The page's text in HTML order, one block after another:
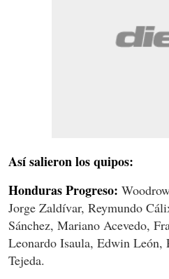
Así salieron los quipos:
Honduras Progreso:
Jorge Zaldívar, Reymundo
Sánchez, Mariano Acevedo,
Leonardo Isaula, Edwin
Tejeda.